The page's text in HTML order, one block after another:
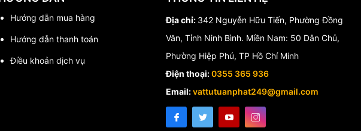
Hướng dẫn mua hàng
Hướng dẫn thanh toán
Điều khoản dịch vụ
Địa chỉ: 342 Nguyễn Hữu Tiến, Phường Đồng
Văn, Tỉnh Ninh Bình. Miền Nam: 50 Dân Chủ,
Phường Hiệp Phú, TP Hồ Chí Minh
Điện thoại:0355 365 936
Email:vattutuanphat249@gmail.com